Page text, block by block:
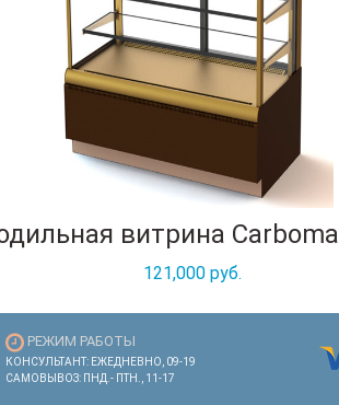
витрина
121,000 руб.
РЕЖИМ РАБОТЫ
КОНСУЛЬТАНТ: ЕЖЕДНЕВНО, 09-19
САМОВЫВОЗ: ПНД.- ПТН., 11-17